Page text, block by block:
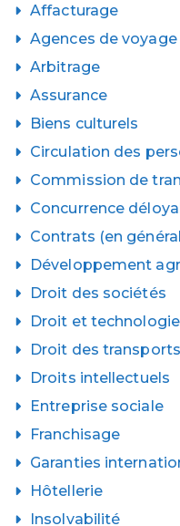
Affacturage
Agences de voyage
Arbitrage
Assurance
Biens culturels
Circulation des
Commission de
Concurrence
Contrats (en
Développement
Droit des sociétés
Droit et technologie
Droit des transports
Droits intellectuels
Entreprise sociale
Franchisage
Garanties
Hôtellerie
Insolvabilité